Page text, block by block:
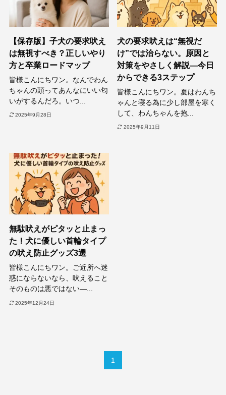
【保存版】子犬の要求吠え
は無視すべき？正しいやり
方と卒業ロードマップ
皆様こんにちワン。なんでわん
ちゃんの頭ってあんなにいい匂
いがするんだろ。いつ...
2025年9月28日
犬の要求吠えは“無視だ
け”では治らない。原因と
対策をやさしく解説—今日
からできる3ステップ
皆様こんにちワン。夏はわんち
ゃんと寝る為に少し部屋を寒く
して、わんちゃんを抱...
2025年9月11日
無駄吠えがピタッと止まっ
た！犬に優しい首輪タイプ
の吠え防止グッズ3選
皆様こんにちワン。ご近所へ迷
惑にならないなら、吠えること
そのものは悪ではない—...
2025年12月24日
1